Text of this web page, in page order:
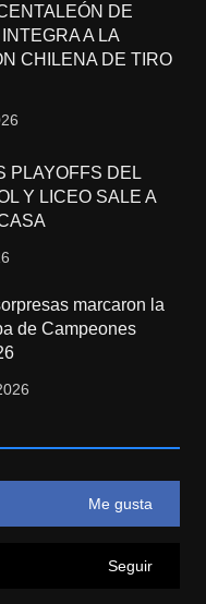
DE
A LA
CHILENA DE TIRO
PLAYOFFS DEL
Y LICEO SALE A
marcaron la
de Campeones
Me gusta
Seguir